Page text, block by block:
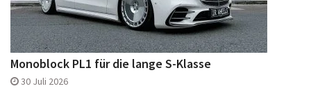
Monoblock PL1 für die lange S-Klasse
30 Juli 2026